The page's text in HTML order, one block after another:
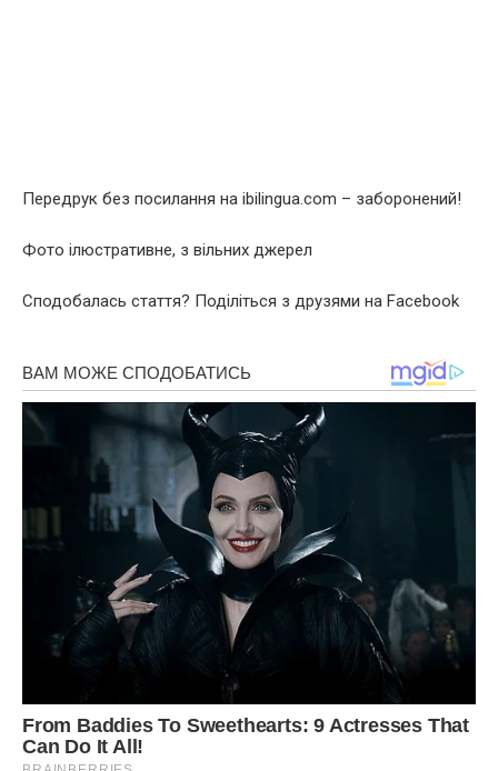
Передрук без посилання на ibilingua.com – заборонений!
Фото ілюстративне, з вільних джерел
Сподобалась стаття? Поділіться з друзями на Facebook